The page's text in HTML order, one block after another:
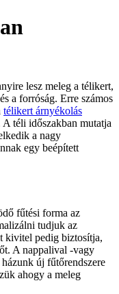
lesz meleg a télikert,
a forróság. Erre számos
télikert árnyékolás
téli időszakban mutatja
a nagy
egy beépített
fűtési forma az
tudjuk az
kivitel pedig biztosítja,
A nappalival -vagy
új fűtőrendszere
ahogy a meleg